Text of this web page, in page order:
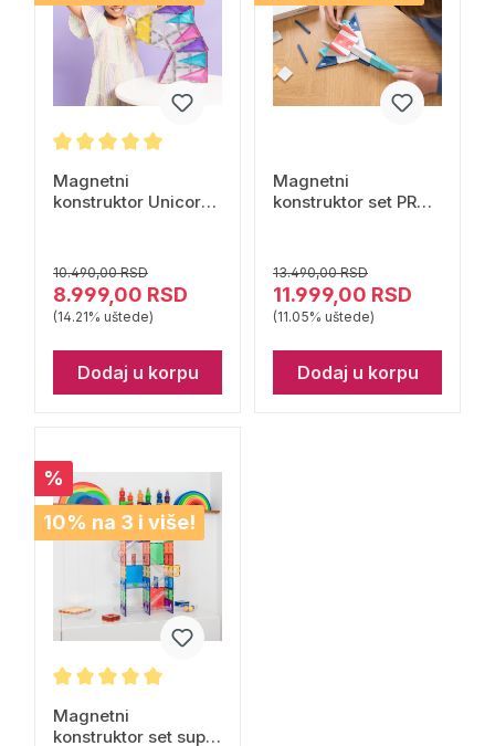
Magnetni
konstruktor Unicorn
10.490,00 RSD
8.999,00 RSD
(14.21% uštede)
Dodaj u korpu
Magnetni
konstruktor set PRO
13.490,00 RSD
11.999,00 RSD
(11.05% uštede)
Dodaj u korpu
%
10% na 3 i više!
Magnetni
konstruktor set super